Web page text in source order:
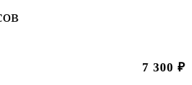
7 300 ₽